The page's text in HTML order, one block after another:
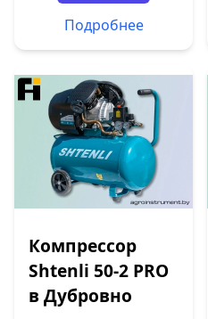
Подробнее
Компрессор
Shtenli 50-2 PRO
в Дубровно